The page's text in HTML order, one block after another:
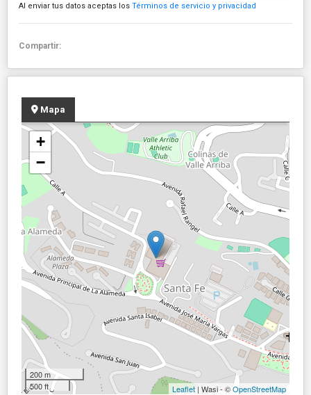
Al enviar tus datos aceptas los Términos de servicio y privacidad
Compartir:
Mapa
+
−
200 m
500 ft
Leaflet | Wasi - ©OpenStreetMap